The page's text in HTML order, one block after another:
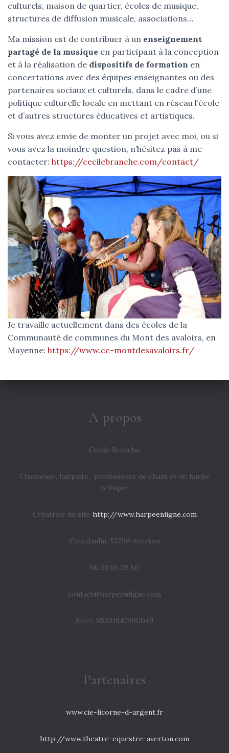
culturels, maison de quartier, écoles de musique,
structures de diffusion musicale, associations…
Ma mission est de contribuer à un enseignement
partagé de la musique en participant à la conception
et à la réalisation de dispositifs de formation en
concertations avec des équipes enseignantes ou des
partenaires sociaux et culturels, dans le cadre d’une
politique culturelle locale en mettant en réseau l’école
et d’autres structures éducatives et artistiques.
Si vous avez envie de monter un projet avec moi, ou si
vous avez la moindre question, n’hésitez pas à me
contacter: https://cecilebranche.com/contact/
Je travaille actuellement dans des écoles de la
Communauté de communes du Mont des avaloirs, en
Mayenne: https://www.cc-montdesavaloirs.fr/
A propos
Cécile Branche
Chanteuse, harpiste, professeure de chant et de harpe
celtique.
Créatrice du site http://www.harpeenligne.com
Courdaulin, 53700 Averton
06 28 55 28 50
contact@harpeenligne.com
Siret: 85301947900049
Partenaires
www.cie-licorne-d-argent.fr
http://www.theatre-equestre-averton.com